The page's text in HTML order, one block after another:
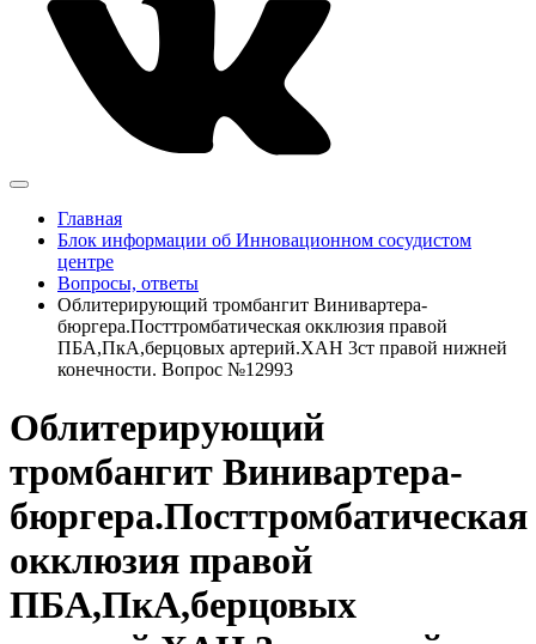
Главная
Блок информации об Инновационном сосудистом
центре
Вопросы, ответы
Облитерирующий тромбангит Винивартера-
бюргера.Посттромбатическая окклюзия правой
ПБА,ПкА,берцовых артерий.ХАН 3ст правой нижней
конечности. Вопрос №12993
Облитерирующий
тромбангит Винивартера-
бюргера.Посттромбатическая
окклюзия правой
ПБА,ПкА,берцовых